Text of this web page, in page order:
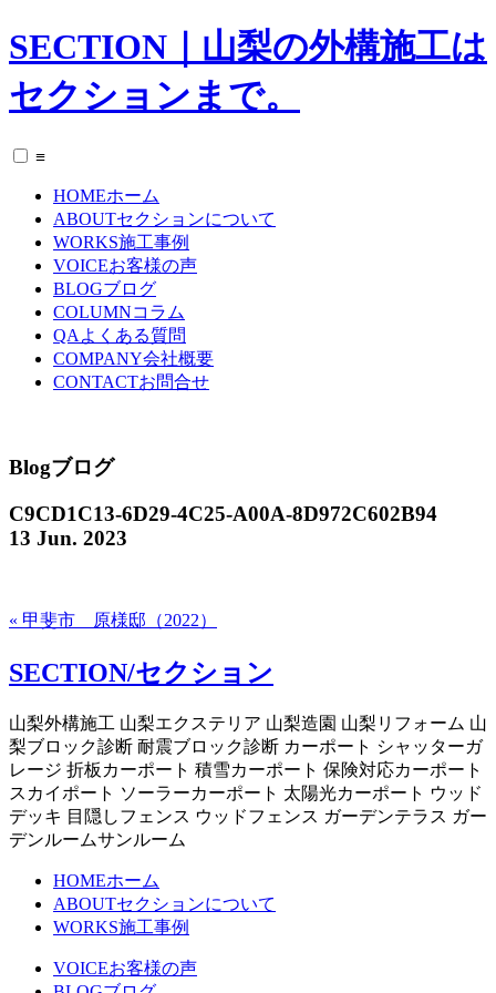
SECTION｜山梨の外構施工は
セクションまで。
≡
HOMEホーム
ABOUTセクションについて
WORKS施工事例
VOICEお客様の声
BLOGブログ
COLUMNコラム
QA よくある質問
COMPANY会社概要
CONTACTお問合せ
Blogブログ
C9CD1C13-6D29-4C25-A00A-8D972C602B94
13 Jun. 2023
« 甲斐市 原様邸（2022）
SECTION/セクション
山梨外構施工 山梨エクステリア 山梨造園 山梨リフォーム 山
梨ブロック診断 耐震ブロック診断 カーポート シャッターガ
レージ 折板カーポート 積雪カーポート 保険対応カーポート
スカイポート ソーラーカーポート 太陽光カーポート ウッド
デッキ 目隠しフェンス ウッドフェンス ガーデンテラス ガー
デンルームサンルーム
HOMEホーム
ABOUTセクションについて
WORKS施工事例
VOICEお客様の声